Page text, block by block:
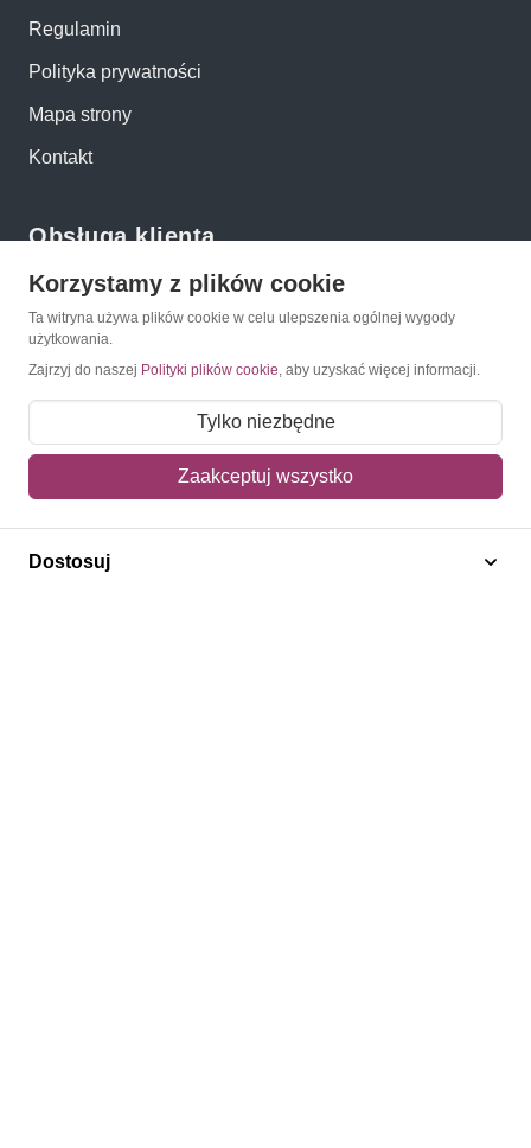
Regulamin
Polityka prywatności
Mapa strony
Kontakt
Obsługa klienta
Pomoc i FAQ
Metody dostawy
Sposoby płatności
Jak kupować?
Newsletter
Korzystamy z plików cookie
Ta witryna używa plików cookie w celu ulepszenia ogólnej wygody
użytkowania.
Zajrzyj do naszej Polityki plików cookie, aby uzyskać więcej informacji.
Tylko niezbędne
Zaakceptuj wszystko
Dostosuj